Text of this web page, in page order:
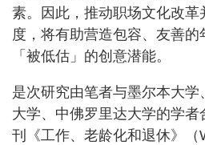
素。因此，推动职场文化改革
度，将有助营造包容、友善
「被低估」的创意潜能。
是次研究由笔者与墨尔本大
大学、中佛罗里达大学的学
刊《工作、老龄化和退休》（